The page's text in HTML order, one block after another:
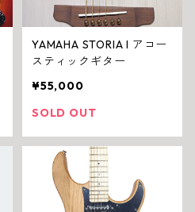
YAMAHA STORIA I アコー
スティックギター
¥55,000
SOLD OUT